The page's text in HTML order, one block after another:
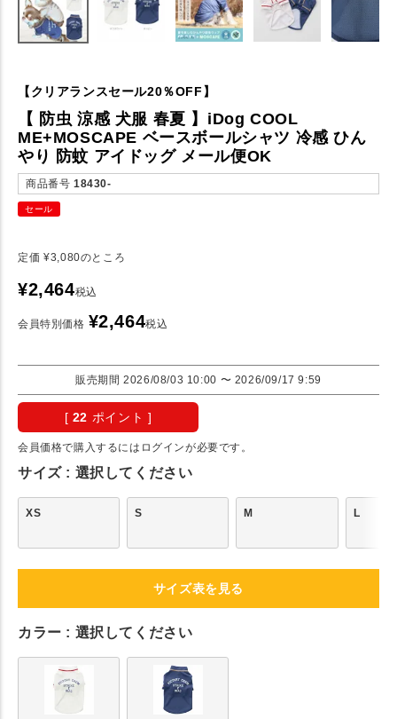
【クリアランスセール20％OFF】
【 防虫 涼感 犬服 春夏 】iDog COOL
ME+MOSCAPE ベースボールシャツ 冷感 ひん
やり 防蚊 アイドッグ メール便OK
商品番号 18430-
セール
定価 ¥3,080のところ
¥2,464税込
会員特別価格 ¥2,464税込
販売期間 2026/08/03 10:00 〜 2026/09/17 9:59
[ 22 ポイント ]
会員価格で購入するにはログインが必要です。
サイズ 選択してください
XS S M L
サイズ表を見る
カラー 選択してください